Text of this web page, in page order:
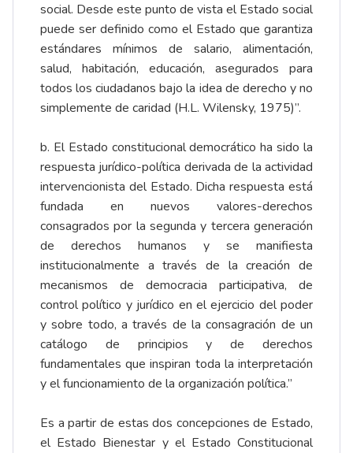
social. Desde este punto de vista el Estado social
puede ser definido como el Estado que garantiza
estándares mínimos de salario, alimentación,
salud, habitación, educación, asegurados para
todos los ciudadanos bajo la idea de derecho y no
simplemente de caridad (H.L. Wilensky, 1975)”.
b. El Estado constitucional democrático ha sido la
respuesta jurídico-política derivada de la actividad
intervencionista del Estado. Dicha respuesta está
fundada en nuevos valores-derechos
consagrados por la segunda y tercera generación
de derechos humanos y se manifiesta
institucionalmente a través de la creación de
mecanismos de democracia participativa, de
control político y jurídico en el ejercicio del poder
y sobre todo, a través de la consagración de un
catálogo de principios y de derechos
fundamentales que inspiran toda la interpretación
y el funcionamiento de la organización política.”
Es a partir de estas dos concepciones de Estado,
el Estado Bienestar y el Estado Constitucional